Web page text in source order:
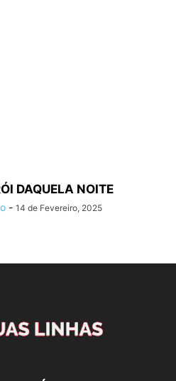
DAQUELA NOITE
- 14 de Fevereiro, 2025